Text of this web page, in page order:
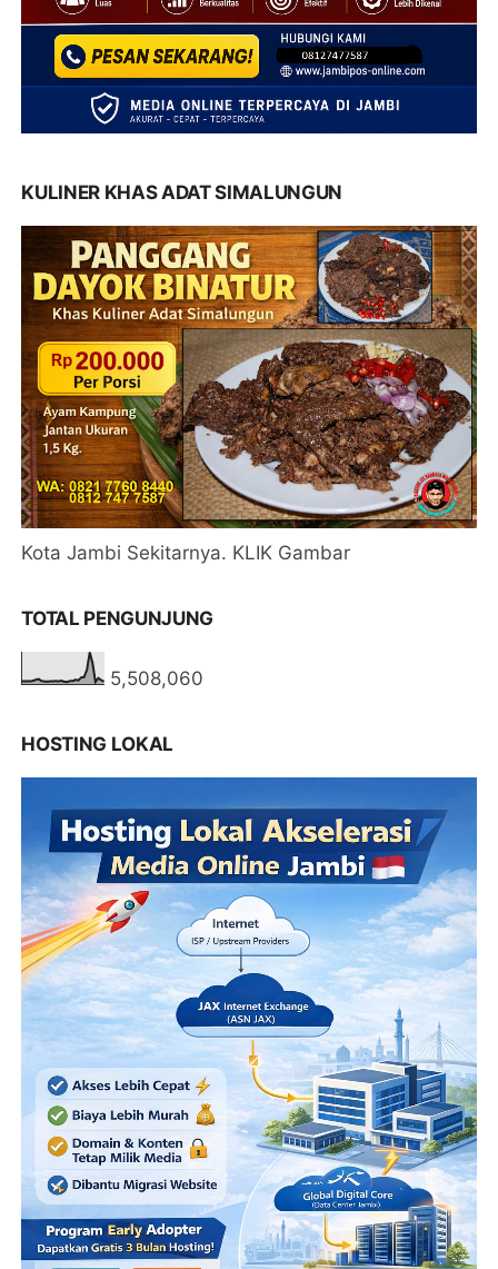
KULINER KHAS ADAT SIMALUNGUN
Kota Jambi Sekitarnya. KLIK Gambar
TOTAL PENGUNJUNG
5,508,060
HOSTING LOKAL